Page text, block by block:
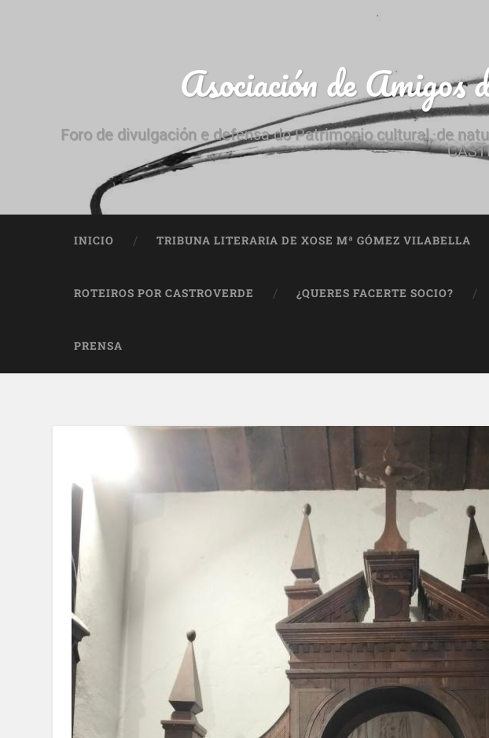
Asociación de
Foro de divulgación e defensa do Patrimonio cultural, de
INICIO TRIBUNA LITERARIA DE XOSE Mª GÓMEZ VILABELLA
ROTEIROS POR CASTROVERDE ¿QUERES FACERTE SOCIO?
PRENSA